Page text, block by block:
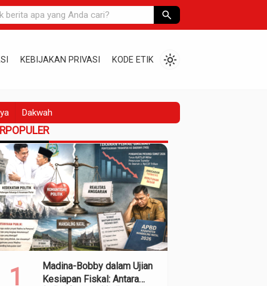
search
KEBIJAKAN PRIVASI KODE ETIK light_mode
Dakwah
Madina-Bobby dalam Ujian
Kesiapan Fiskal: Antara